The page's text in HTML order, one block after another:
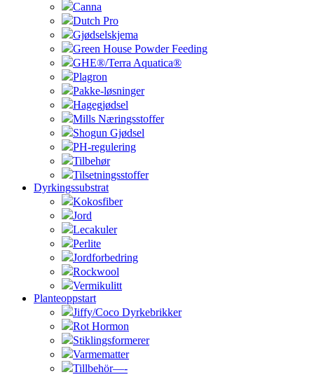
Canna
Dutch Pro
Gjødselskjema
Green House Powder Feeding
GHE®/Terra Aquatica®
Plagron
Pakke-løsninger
Hagegjødsel
Mills Næringsstoffer
Shogun Gjødsel
PH-regulering
Tilbehør
Tilsetningsstoffer
Dyrkingssubstrat
Kokosfiber
Jord
Lecakuler
Perlite
Jordforbedring
Rockwool
Vermikulitt
Planteoppstart
Jiffy/Coco Dyrkebrikker
Rot Hormon
Stiklingsformerer
Varmematter
Tillbehör—-